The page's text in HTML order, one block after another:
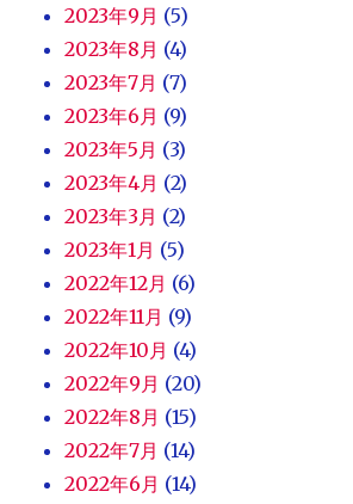
2023年9月 (5)
2023年8月 (4)
2023年7月 (7)
2023年6月 (9)
2023年5月 (3)
2023年4月 (2)
2023年3月 (2)
2023年1月 (5)
2022年12月 (6)
2022年11月 (9)
2022年10月 (4)
2022年9月 (20)
2022年8月 (15)
2022年7月 (14)
2022年6月 (14)